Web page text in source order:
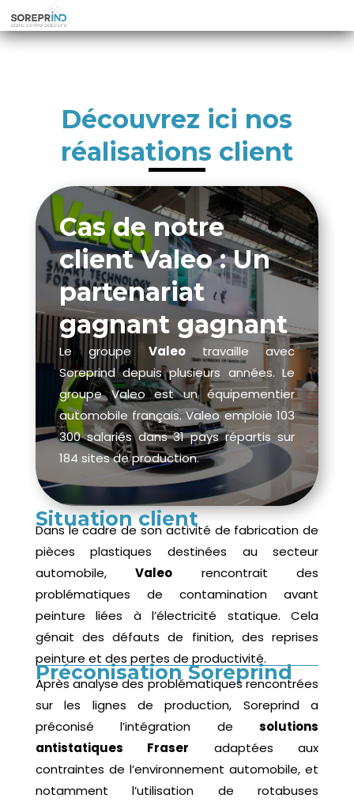
Découvrez ici nos
réalisations client
Cas de notre
client Valeo : Un
partenariat
gagnant gagnant
Le groupe Valeotravaille avec
Soreprind depuis plusieurs années. Le
groupe Valeo est un équipementier
automobile français. Valeo emploie 103
300 salariés dans 31 pays répartis sur
184 sites de production.
Situation client
Dans le cadre de son activité de fabrication de
pièces plastiques destinées au secteur
automobile,Valeo rencontrait des
problématiques de contamination avant
peinture liées à l’électricité statique. Cela
génait des défauts de finition, des reprises
peinture et des pertes de productivité.
Préconisation Soreprind
Après analyse des problématiques rencontrées
sur les lignes de production, Soreprind a
préconisé l’intégration desolutions
antistatiques Fraser adaptées aux
contraintes de l’environnement automobile, et
notamment l’utilisation de rotabuses